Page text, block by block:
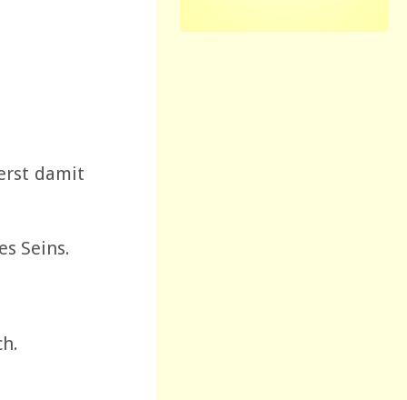
damit
Seins.